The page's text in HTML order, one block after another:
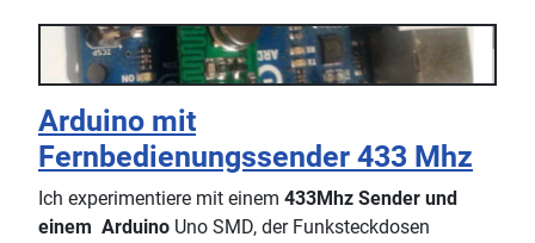
Arduino mit
Fernbedienungssender 433 Mhz
Ich experimentiere mit einem 433Mhz Sender und
einem Arduino Uno SMD, der Funksteckdosen